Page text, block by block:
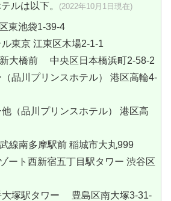
ルは以下。 (2022年10月1日現在)
東池袋1-39-4
東京 江東区木場2-1-1
大橋前 中央区日本橋浜町2-58-2
品川プリンスホテル） 港区高輪4-
（品川プリンスホテル） 港区高
線南多摩駅前 稲城市大丸999
ート西新宿五丁目駅タワー 渋谷区
塚駅タワー 豊島区南大塚3-31-